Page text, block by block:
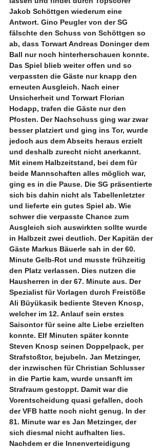
Jakob Schöttgen wiederum eine
Antwort. Gino Peugler von der SG
fälschte den Schuss von Schöttgen so
ab, dass Torwart Andreas Doninger dem
Ball nur noch hinterherschauen konnte.
Das Spiel blieb weiter offen und so
verpassten die Gäste nur knapp den
erneuten Ausgleich. Nach einer
Unsicherheit und Torwart Florian
Hodapp, trafen die Gäste nur den
Pfosten. Der Nachschuss ging war zwar
besser platziert und ging ins Tor, wurde
jedoch aus dem Abseits heraus erzielt
und deshalb zurecht nicht anerkannt.
Mit einem Halbzeitstand, bei dem für
beide Mannschaften alles möglich war,
ging es in die Pause. Die SG präsentierte
sich bis dahin nicht als Tabellenletzter
und lieferte ein gutes Spiel ab. Wie
schwer die verpasste Chance zum
Ausgleich sich auswirkten sollte wurde
in Halbzeit zwei deutlich. Der Kapitän der
Gäste Markus Bäuerle sah in der 60.
Minute Gelb-Rot und musste frühzeitig
den Platz verlassen. Dies nutzen die
Hausherren in der 67. Minute aus. Der
Spezialist für Vorlagen durch Freistöße
Ali Büyükasik bediente Steven Knosp,
welcher im 12. Anlauf sein erstes
Saisontor für seine alte Liebe erzielten
konnte. Elf Minuten später konnte
Steven Knosp seinen Doppelpack, per
Strafstoßtor, bejubeln. Jan Metzinger,
der inzwischen für Christian Schlusser
in die Partie kam, wurde unsanft im
Strafraum gestoppt. Damit war die
Vorentscheidung quasi gefallen, doch
der VFB hatte noch nicht genug. In der
81. Minute war es Jan Metzinger, der
sich diesmal nicht aufhalten lies.
Nachdem er die Innenverteidigung